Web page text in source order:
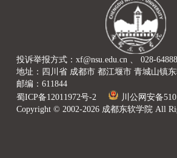
投诉举报方式：xf@nsu.edu.cn 、 028-
地址：四川省 成都市 都江堰市 青城山镇
邮编：611844
蜀ICP备12011972号-2
川公网安备
Copyright © 2002-2026 成都东软学院 All